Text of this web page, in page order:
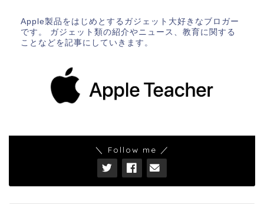
Apple製品をはじめとするガジェット大好きなブロガー
です。 ガジェット類の紹介やニュース、教育に関する
ことなどを記事にしていきます。
＼ Follow me ／